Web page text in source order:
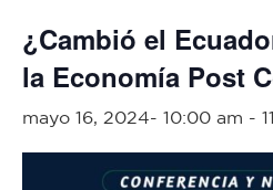
¿Cambió el
la Economía Post
mayo 16, 2024- 10:00 am -